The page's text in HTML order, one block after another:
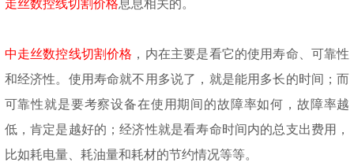
走丝数控线切割价格息息相关的。
中走丝数控线切割价格 ，内在主要是看它的使用寿命、可靠性
和经济性。使用寿命就不用多说了，就是能用多长的时间；而
可靠性就是要考察设备在使用期间的故障率如何，故障率越
低，肯定是越好的；经济性就是看寿命时间内的总支出费用，
比如耗电量、耗油量和耗材的节约情况等等。